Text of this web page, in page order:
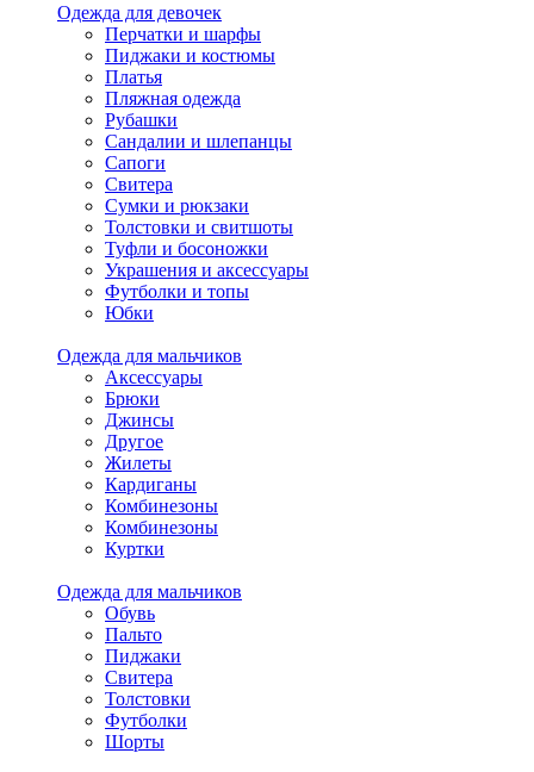
Одежда для девочек
Перчатки и шарфы
Пиджаки и костюмы
Платья
Пляжная одежда
Рубашки
Сандалии и шлепанцы
Сапоги
Свитера
Сумки и рюкзаки
Толстовки и свитшоты
Туфли и босоножки
Украшения и аксессуары
Футболки и топы
Юбки
Одежда для мальчиков
Аксессуары
Брюки
Джинсы
Другое
Жилеты
Кардиганы
Комбинезоны
Комбинезоны
Куртки
Одежда для мальчиков
Обувь
Пальто
Пиджаки
Свитера
Толстовки
Футболки
Шорты